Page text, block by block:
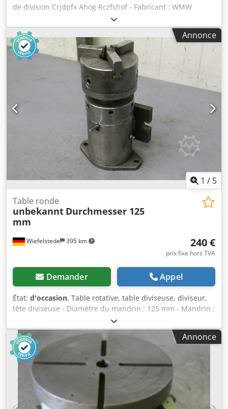
de division Crjdpfx Ahog Rczfshof - Fabricant : WMW
Heckert, table rotative type D 315 k, numéro TGL 28561/02 -
Surface de serrage : Ø 315 mm - Hauteur : 140 mm -
Rainure : 14 mm - Dimensions : 615 / 540 / H 150 mm -
Poids : 83 kg
Annonce
1 / 5
Wiefelstede 395 km
Table ronde
unbekannt Durchmesser 125
mm
240 €
prix fixe hors TVA
Demander Appel
État: d'occasion, Table rotative, table diviseuse, diviseur,
tête diviseuse - Diamètre du mandrin : 125 mm - Mandrin :
Röhm - Nombre de divisions : 12 - Hauteur : 300 mm -
Dimensions : 170/170/H300 mm - Poids : 19 kg Crsdpfx
Ajddk H Ashhjf
Annonce